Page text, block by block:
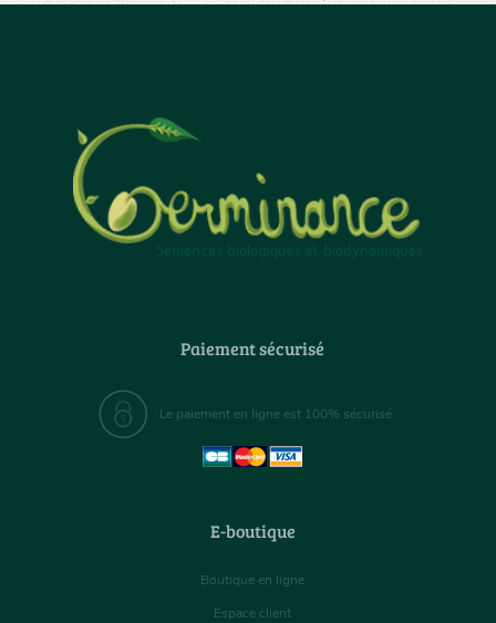
Paiement sécurisé
Le paiement en ligne est 100% sécurisé
E-boutique
Boutique en ligne
Espace client